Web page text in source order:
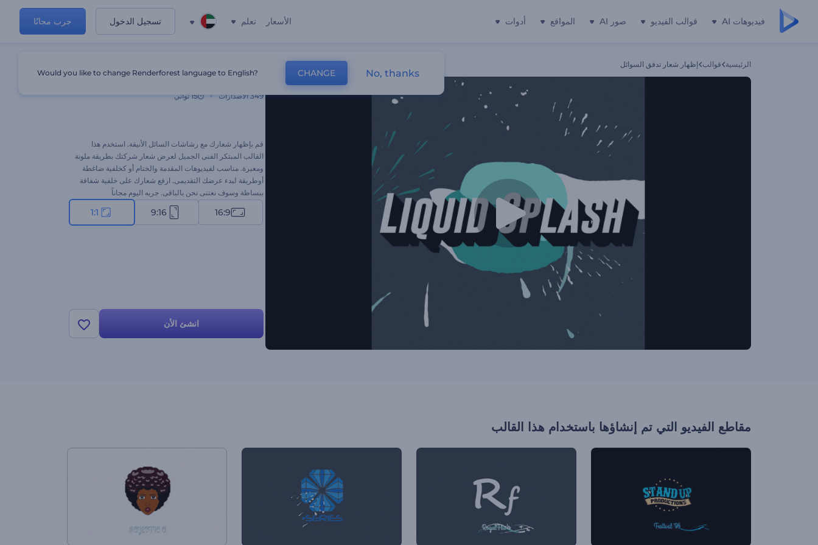
فيديوهات AI قوالب الفيديو صور AI المواقع أدوات الأسعار تعلم تسجيل الدخول جرب مجانًا
الرئيسية قوالب إظهار شعار تدفق السوائل
349 الاصدارات 15 ثواني
قم بإظهار شعارك مع رشاشات السائل الأنيقة. استخدم هذا
القالب المبتكر الفنى الجميل لعرض شعار شركتك بطريقة ملونة
ومعبرة. مناسب لفيديوهات المقدمة والختام أو كخلفية ضاغطة
أوطريقة لبدء عرضك التقديمى. ارفع شعارك على خلفية شفافة
ببساطة وسوف نعتنى نحن بالباقى. جربه اليوم مجاناً
16:9
9:16
1:1
انشئ الأن
مقاطع الفيديو التي تم إنشاؤها باستخدام هذا القالب
Would you like to change Renderforest language to English? CHANGE No, thanks